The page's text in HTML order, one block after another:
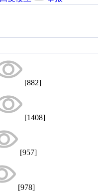
[882]
[1408]
[957]
[978]